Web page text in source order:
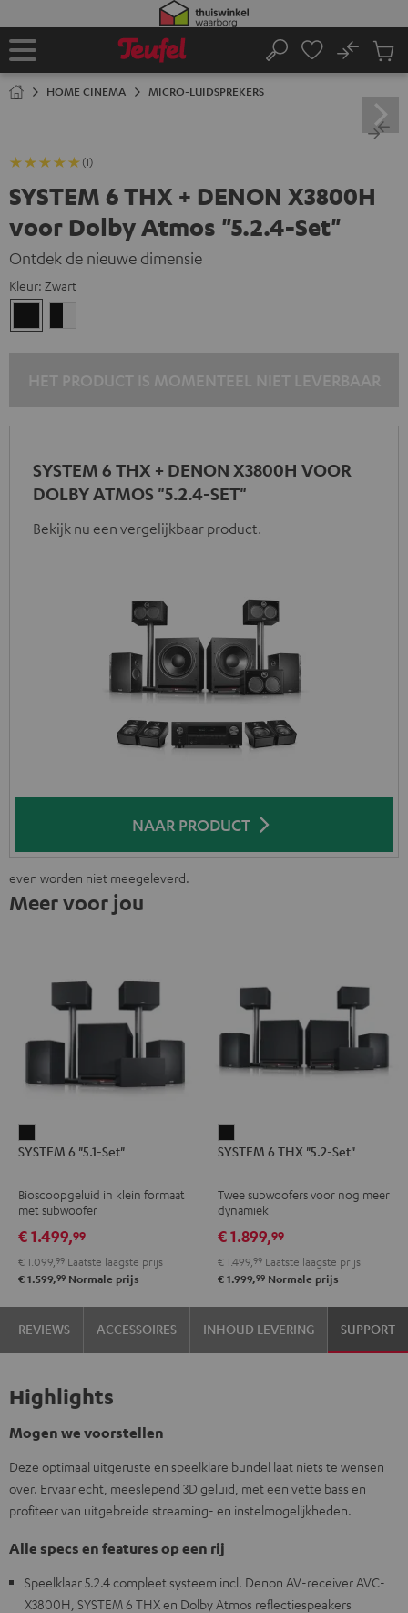
Home
Zoeken
No
HOME CINEMA MICRO-LUIDSPREKERS
(1)
SYSTEM 6 THX + DENON X3800H
voor Dolby Atmos "5.2.4-Set"
Ontdek de nieuwe dimensie
Kleur: Zwart
SYSTEM 6 THX + DENON X3800H VOOR
DOLBY ATMOS "5.2.4-SET"
Bekijk nu een vergelijkbaar product.
NAAR PRODUCT
even worden niet meegeleverd.
Meer voor jou
6
Set"
SYSTEM 6 "5.1-Set"
Bioscoopgeluid in klein formaat
met subwoofer
€ 1.499,99
€ 1.099, 99 Laatste laagste prijs
€ 1.599,99 Normale prijs
6
"5.2-
Zwart
SYSTEM 6 THX "5.2-Set"
Twee subwoofers voor nog meer
dynamiek
€ 1.899,99
€ 1.499, 99 Laatste laagste prijs
€ 1.999,99 Normale prijs
REVIEWS ACCESSOIRES INHOUD LEVERING SUPPORT
Highlights
Mogen we voorstellen
Deze optimaal uitgeruste en speelklare bundel laat niets te wensen
over. Ervaar echt, meeslepend 3D geluid, met een vette bass en
profiteer van uitgebreide streaming- en instelmogelijkheden.
Alle specs en features op een rij
Speelklaar 5.2.4 compleet systeem incl. Denon AV-receiver AVC-
X3800H, SYSTEM 6 THX en Dolby Atmos reflectiespeakers